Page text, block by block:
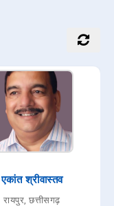
एकांत श्रीवास्तव
रायपुर, छत्तीसगढ़